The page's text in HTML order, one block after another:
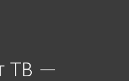
ТВ —